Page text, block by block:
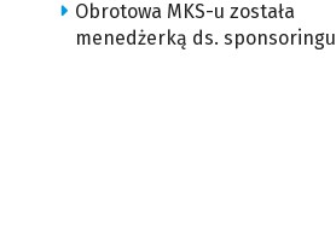
Obrotowa MKS-u została
menedżerką ds. sponsoringu